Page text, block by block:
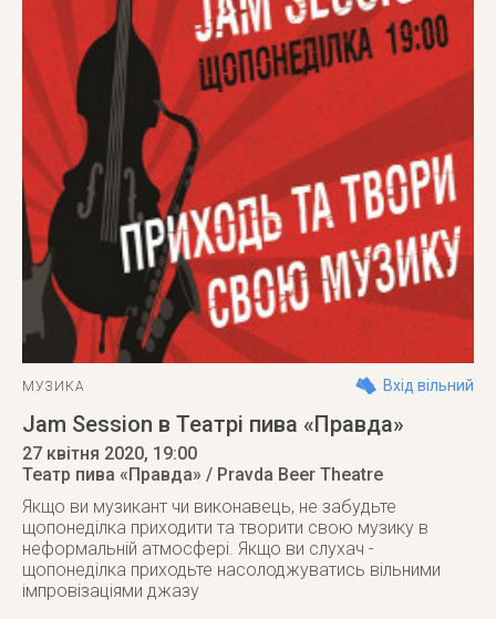
МУЗИКА Вхід вільний
Jam Session в Театрі пива «Правда»
27 квітня 2020, 19:00
Театр пива «Правда» / Pravda Beer Theatre
Якщо ви музикант чи виконавець, не забудьте
щопонеділка приходити та творити свою музику в
неформальній атмосфері. Якщо ви слухач -
щопонеділка приходьте насолоджуватись вільними
імпровізаціями джазу